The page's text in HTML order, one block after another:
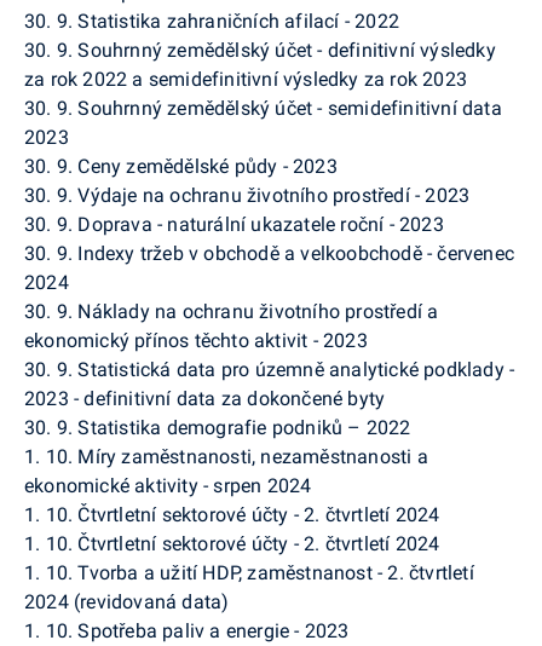
30. 9. Statistika zahraničních afilací - 2022
30. 9. Souhrnný zemědělský účet - definitivní výsledky
za rok 2022 a semidefinitivní výsledky za rok 2023
30. 9. Souhrnný zemědělský účet - semidefinitivní data
2023
30. 9. Ceny zemědělské půdy - 2023
30. 9. Výdaje na ochranu životního prostředí - 2023
30. 9. Doprava - naturální ukazatele roční - 2023
30. 9. Indexy tržeb v obchodě a velkoobchodě - červenec
2024
30. 9. Náklady na ochranu životního prostředí a
ekonomický přínos těchto aktivit - 2023
30. 9. Statistická data pro územně analytické podklady -
2023 - definitivní data za dokončené byty
30. 9. Statistika demografie podniků – 2022
1. 10. Míry zaměstnanosti, nezaměstnanosti a
ekonomické aktivity - srpen 2024
1. 10. Čtvrtletní sektorové účty - 2. čtvrtletí 2024
1. 10. Čtvrtletní sektorové účty - 2. čtvrtletí 2024
1. 10. Tvorba a užití HDP, zaměstnanost - 2. čtvrtletí
2024 (revidovaná data)
1. 10. Spotřeba paliv a energie - 2023